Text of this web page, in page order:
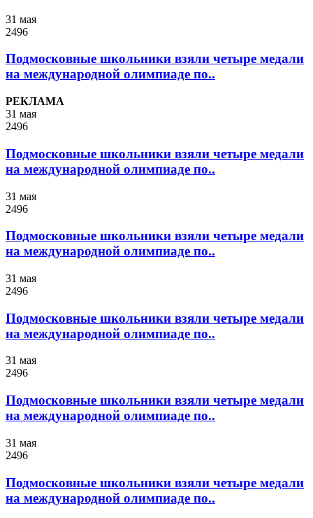
31 мая
2496
Подмосковные школьники взяли четыре медали
на международной олимпиаде по..
РЕКЛАМА
31 мая
2496
Подмосковные школьники взяли четыре медали
на международной олимпиаде по..
31 мая
2496
Подмосковные школьники взяли четыре медали
на международной олимпиаде по..
31 мая
2496
Подмосковные школьники взяли четыре медали
на международной олимпиаде по..
31 мая
2496
Подмосковные школьники взяли четыре медали
на международной олимпиаде по..
31 мая
2496
Подмосковные школьники взяли четыре медали
на международной олимпиаде по..